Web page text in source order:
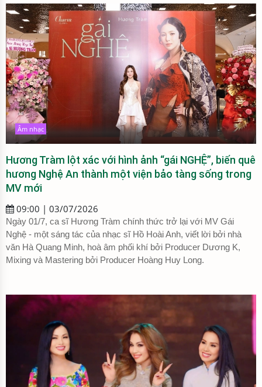
Âm nhạc
Hương Tràm lột xác với hình ảnh “gái NGHỆ”, biến quê
hương Nghệ An thành một viện bảo tàng sống trong
MV mới
09:00 | 03/07/2026
Ngày 01/7, ca sĩ Hương Tràm chính thức trở lại với MV Gái
Nghệ - một sáng tác của nhạc sĩ Hồ Hoài Anh, viết lời bởi nhà
văn Hà Quang Minh, hoà âm phối khí bởi Producer Dương K,
Mixing và Mastering bởi Producer Hoàng Huy Long.